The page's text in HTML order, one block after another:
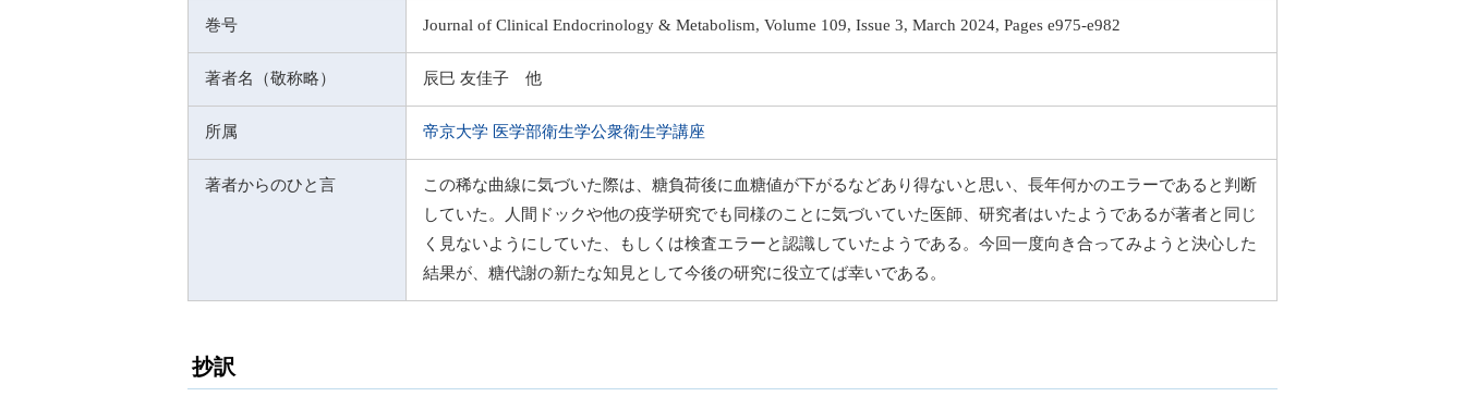
巻号 Journal of Clinical Endocrinology & Metabolism, Volume 109, Issue 3, March 2024, Pages e975-e982
著者名（敬称略） 辰巳 友佳子 他
所属 帝京大学 医学部衛生学公衆衛生学講座
著者からのひと言
この稀な曲線に気づいた際は、糖負荷後に血糖値が下がるなどあり得ないと思い、長年何かのエラーであると判断
していた。人間ドックや他の疫学研究でも同様のことに気づいていた医師、研究者はいたようであるが著者と同じ
く見ないようにしていた、もしくは検査エラーと認識していたようである。今回一度向き合ってみようと決心した
結果が、糖代謝の新たな知見として今後の研究に役立てば幸いである。
抄訳